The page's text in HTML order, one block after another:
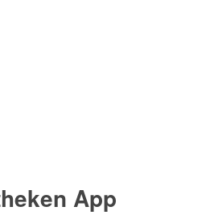
App